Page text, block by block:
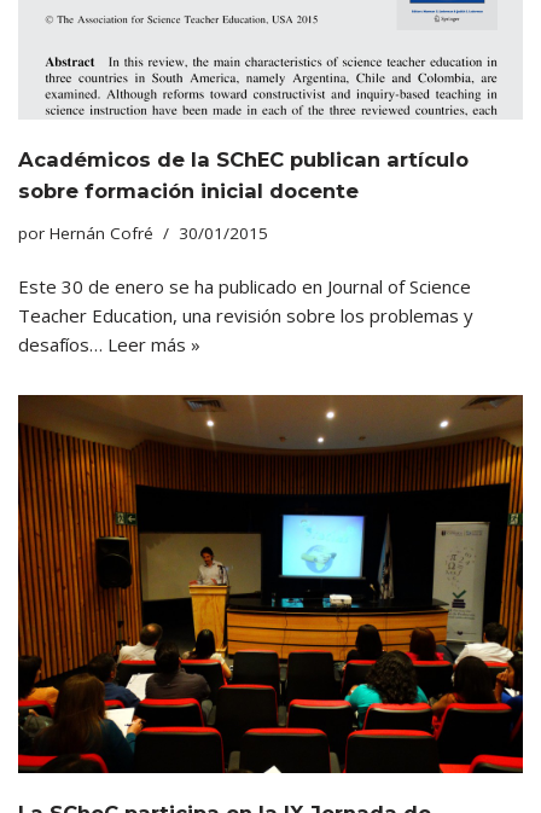
Académicos de la SChEC publican artículo
sobre formación inicial docente
por Hernán Cofré 30/01/2015
Este 30 de enero se ha publicado en Journal of Science
Teacher Education, una revisión sobre los problemas y
desafíos… Leer más »